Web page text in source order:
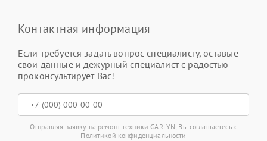
Контактная информация
Если требуется задать вопрос специалисту, оставьте
свои данные и дежурный специалист с радостью
проконсультирует Вас!
Отправляя заявку на ремонт техники GARLYN, Вы соглашаетесь с
Политикой конфиденциальности